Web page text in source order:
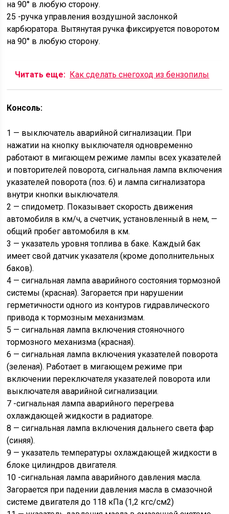
на 90° в любую сторону.
25 -ручка управления воздушной заслонкой
карбюратора. Вытянутая ручка фиксируется поворотом
на 90° в любую сторону.
Читать еще: Как сделать снегоход из бензопилы
Консоль:
1 — выключатель аварийной сигнализации. При
нажатии на кнопку выключателя одновременно
работают в мигающем режиме лампы всех указателей
и повторителей поворота, сигнальная лампа включения
указателей поворота (поз. 6) и лампа сигнализатора
внутри кнопки выключателя.
2 — спидометр. Показывает скорость движения
автомобиля в км/ч, а счетчик, установленный в нем, —
общий пробег автомобиля в км.
3 — указатель уровня топлива в баке. Каждый бак
имеет свой датчик указателя (кроме дополнительных
баков).
4 — сигнальная лампа аварийного состояния тормозной
системы (красная). Загорается при нарушении
герметичности одного из контуров гидравлического
привода к тормозным механизмам.
5 — сигнальная лампа включения стояночного
тормозного механизма (красная).
6 — сигнальная лампа включения указателей поворота
(зеленая). Работает в мигающем режиме при
включении переключателя указателей поворота или
выключателя аварийной сигнализации.
7 -сигнальная лампа аварийного перегрева
охлаждающей жидкости в радиаторе.
8 — сигнальная лампа включения дальнего света фар
(синяя).
9 — указатель температуры охлаждающей жидкости в
блоке цилиндров двигателя.
10 -сигнальная лампа аварийного давления масла.
Загорается при падении давления масла в смазочной
системе двигателя до 118 кПа (1,2 кгс/см2)